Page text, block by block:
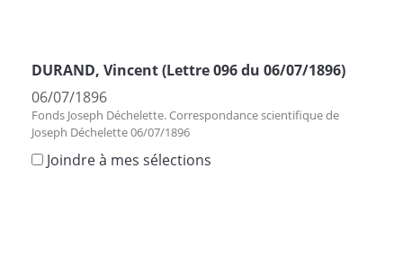
DURAND, Vincent (Lettre 096 du 06/07/1896)
06/07/1896
Fonds Joseph Déchelette. Correspondance scientifique de
Joseph Déchelette 06/07/1896
Joindre à mes sélections